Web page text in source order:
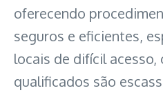
oferecendo
seguros e eficientes,
locais de difícil
qualificados são